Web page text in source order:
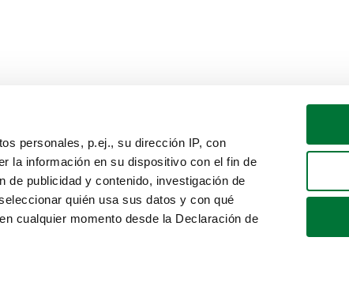
personales, p.ej., su dirección IP, con
la información en su dispositivo con el fin de
de publicidad y contenido, investigación de
quién usa sus datos y con qué
cualquier momento desde la Declaración de